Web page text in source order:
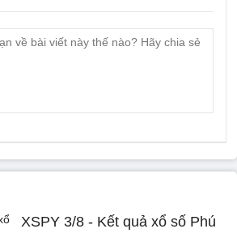
XSPY 3/8 - Kết quả xổ số Phú